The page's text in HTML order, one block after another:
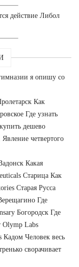
действие Либол
я опишу со
Как
Где узнать
дешево
четвертого
Какая
Старица Как
Старая Русса
Где
Богородск Где
Olymp Labs
Кадом Человек весь
сворачивает